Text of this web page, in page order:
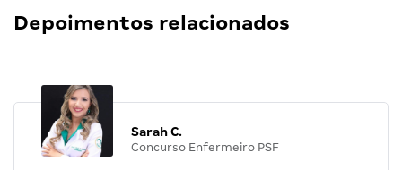
Depoimentos relacionados
Sarah C.
Concurso Enfermeiro PSF